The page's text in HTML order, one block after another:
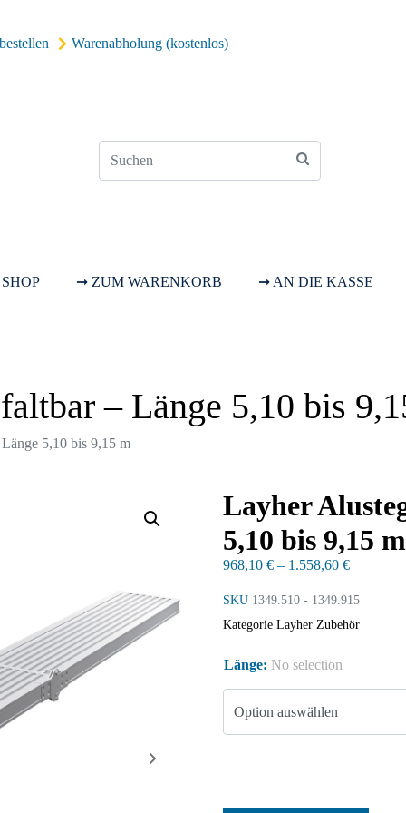
Warenabholung (kostenlos)
➞ ZUM WARENKORB ➞ AN DIE KASSE
– Länge 5,10 bis
5,10 bis 9,15 m
Layher
5,10 bis 9,15 m
968,10 € – 1.558,60 €
SKU 1349.510 - 1349.915
Kategorie Layher Zubehör
Länge: No selection